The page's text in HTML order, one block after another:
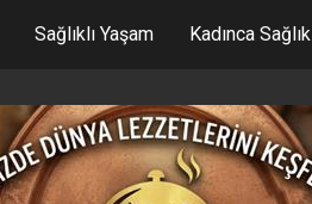
Sağlıklı Yaşam Kadınca Sağlık